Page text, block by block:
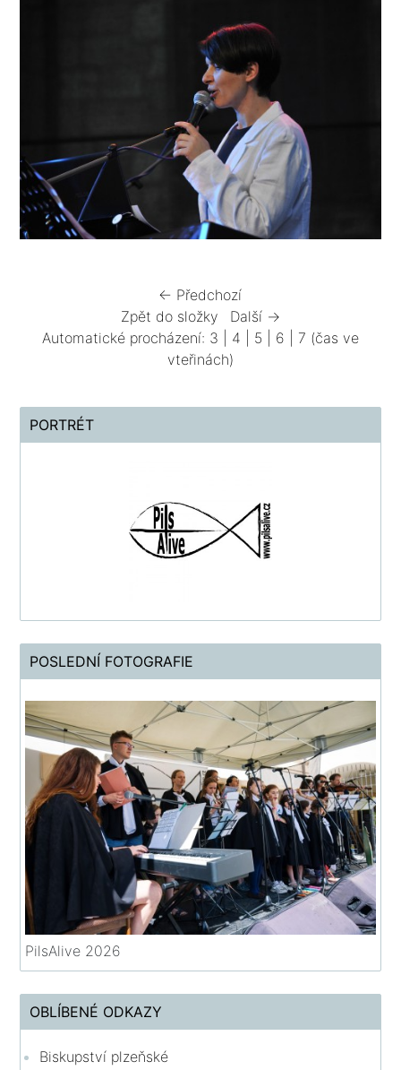
← Předchozí
Zpět do složky
Další →
Automatické procházení: 3 4 5 6 7 (čas ve
vteřinách)
PORTRÉT
POSLEDNÍ FOTOGRAFIE
PilsAlive 2026
OBLÍBENÉ ODKAZY
Biskupství plzeňské